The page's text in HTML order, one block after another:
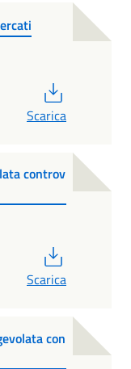
Scarica
controv
Scarica
con